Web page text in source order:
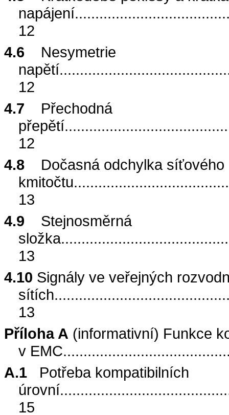
napájení
12
4.6
Nesymetrie
napětí
12
4.7
Přechodná
přepětí
12
4.8
Dočasná odchylka síťového
kmitočtu
13
4.9
Stejnosměrná
složka
13
4.10 Signály ve veřejných
sítích
13
Příloha A (informativní) Funkce
v EMC
A.1
Potřeba kompatibilních
úrovní
15